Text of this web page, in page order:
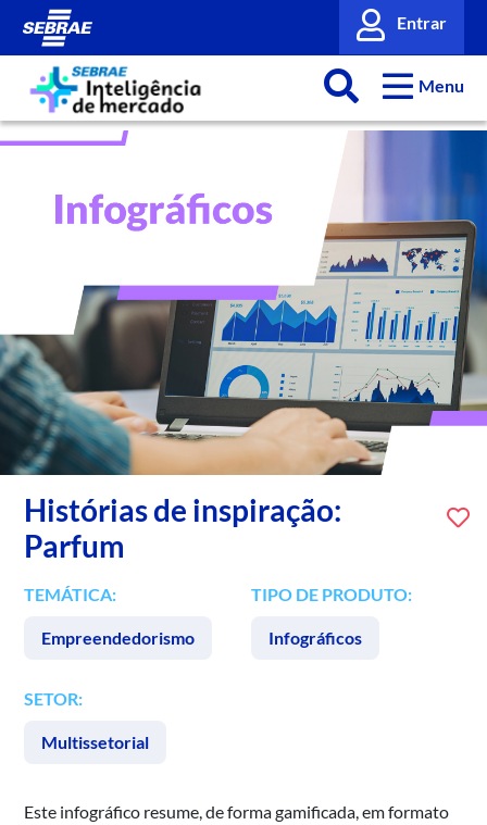
Entrar
Menu
Histórias de inspiração:
Parfum
TEMÁTICA:
Empreendedorismo
TIPO DE PRODUTO:
Infográficos
SETOR:
Multissetorial
Este infográfico resume, de forma gamificada, em formato